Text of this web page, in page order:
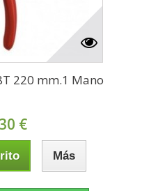
220 mm.1 Mano
€
Más